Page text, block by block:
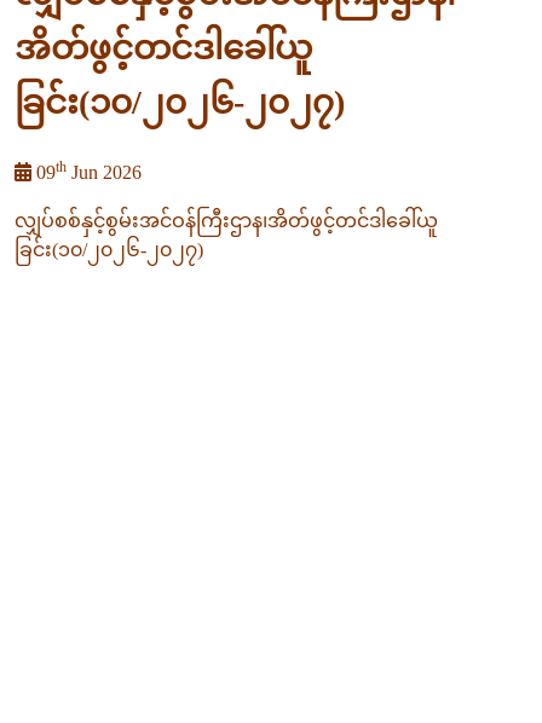
အိတ်ဖွင့်တင်ဒါခေါ်ယူ
ခြင်း(၁၀/၂၀၂၆-၂၀၂၇)
09th Jun 2026
လျှပ်စစ်နှင့်စွမ်းအင်ဝန်ကြီးဌာန၊အိတ်ဖွင့်တင်ဒါခေါ်ယူ
ခြင်း(၁၀/၂၀၂၆-၂၀၂၇)